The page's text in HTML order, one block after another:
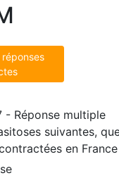
- Réponse multiple
suivantes,
en